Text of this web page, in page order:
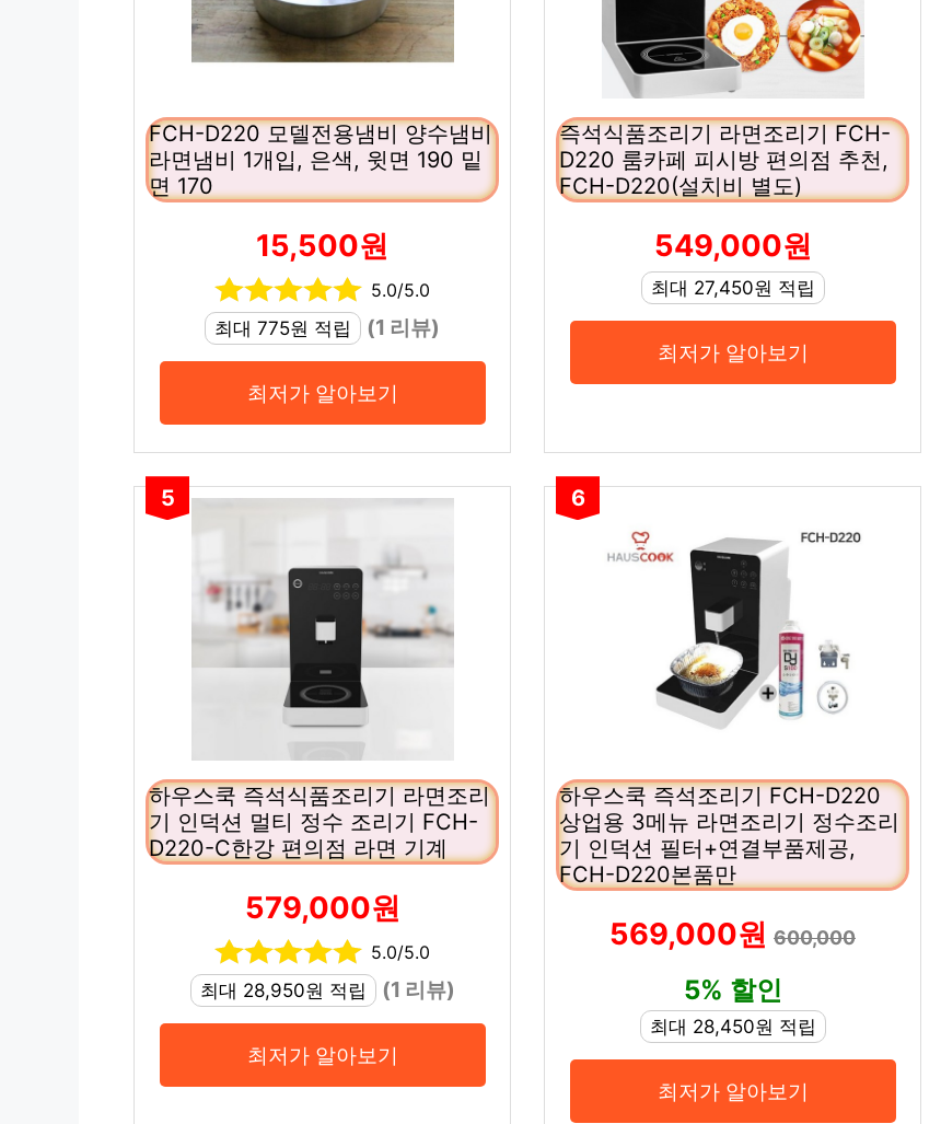
FCH-D220 모델전용냄비 양수냄비
라면냄비 1개입, 은색, 윗면 190 밑
면 170
15,500원
5.0/5.0
최대 775원 적립
(1 리뷰)
최저가 알아보기
즉석식품조리기 라면조리기 FCH-
D220 룸카페 피시방 편의점 추천,
FCH-D220(설치비 별도)
549,000원
최대 27,450원 적립
최저가 알아보기
5
하우스쿡 즉석식품조리기 라면조리
기 인덕션 멀티 정수 조리기 FCH-
D220-C한강 편의점 라면 기계
579,000원
5.0/5.0
최대 28,950원 적립
(1 리뷰)
최저가 알아보기
6
하우스쿡 즉석조리기 FCH-D220
상업용 3메뉴 라면조리기 정수조리
기 인덕션 필터+연결부품제공,
FCH-D220본품만
569,000원 600,000
5% 할인
최대 28,450원 적립
최저가 알아보기